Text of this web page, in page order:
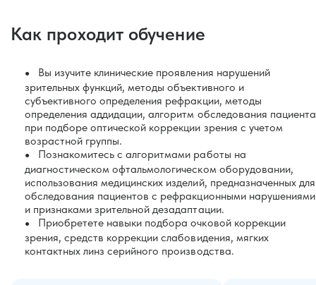
Как проходит обучение
Вы изучите клинические проявления нарушений
зрительных функций, методы объективного и
субъективного определения рефракции, методы
определения аддидации, алгоритм обследования пациента
при подборе оптической коррекции зрения с учетом
возрастной группы.
Познакомитесь с алгоритмами работы на
диагностическом офтальмологическом оборудовании,
использования медицинских изделий, предназначенных для
обследования пациентов с рефракционными нарушениями
и признаками зрительной дезадаптации.
Приобретете навыки подбора очковой коррекции
зрения, средств коррекции слабовидения, мягких
контактных линз серийного производства.